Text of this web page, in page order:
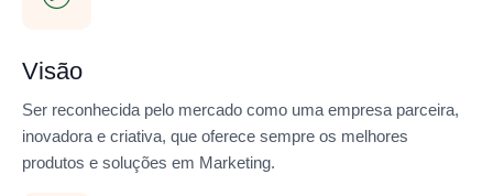
Visão
Ser reconhecida pelo mercado como uma empresa parceira,
inovadora e criativa, que oferece sempre os melhores
produtos e soluções em Marketing.